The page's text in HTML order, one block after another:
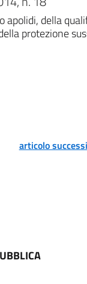
della
protezione
articolo